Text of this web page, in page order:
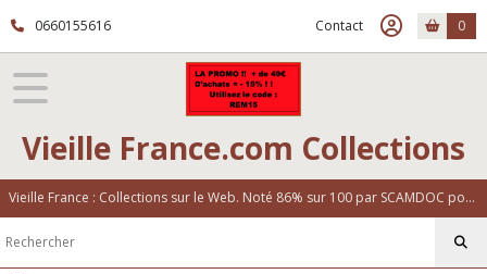
0660155616 Contact 0
Vieille France.com Collections
Vieille France : Collections sur le Web. Noté 86% sur 100 par SCAMDOC pour notre fiabilité
Fermer
FILTRES
Tous
les
Actions
&
Titres